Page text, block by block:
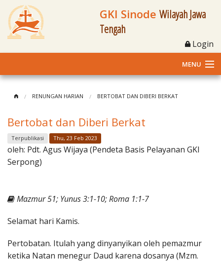
GKI Sinode Wilayah Jawa
Tengah
Login
MENU
Klasis dan Jemaat
Berita Kegiatan
Materi
RENUNGAN HARIAN BERTOBAT DAN DIBERI BERKAT
Bertobat dan Diberi Berkat
Terpublikasi Thu, 23 Feb 2023
oleh: Pdt. Agus Wijaya (Pendeta Basis Pelayanan GKI
Serpong)
Mazmur 51; Yunus 3:1-10; Roma 1:1-7
Selamat hari Kamis.
Pertobatan. Itulah yang dinyanyikan oleh pemazmur
ketika Natan menegur Daud karena dosanya (Mzm.